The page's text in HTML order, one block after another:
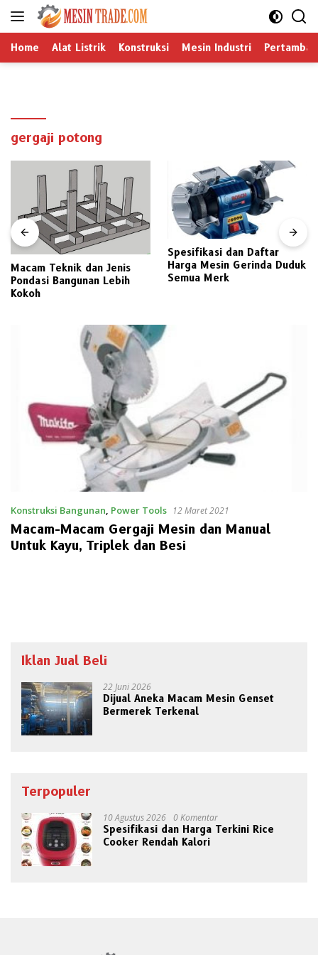
Langsung
Home Alat Listrik Konstruksi Mesin Industri
gergaji potong
Macam Teknik dan Jenis
Pondasi Bangunan Lebih
Kokoh
Spesifikasi dan Daftar
Harga Mesin Gerinda Duduk
Semua Merk
Konstruksi Bangunan, Power Tools 12 Maret 2021
Macam-Macam Gergaji Mesin dan Manual
Untuk Kayu, Triplek dan Besi
Iklan Jual Beli
22 Juni 2026
Dijual Aneka Macam Mesin Genset
Bermerek Terkenal
Terpopuler
10 Agustus 2026 0 Komentar
Spesifikasi dan Harga Terkini Rice
Cooker Rendah Kalori